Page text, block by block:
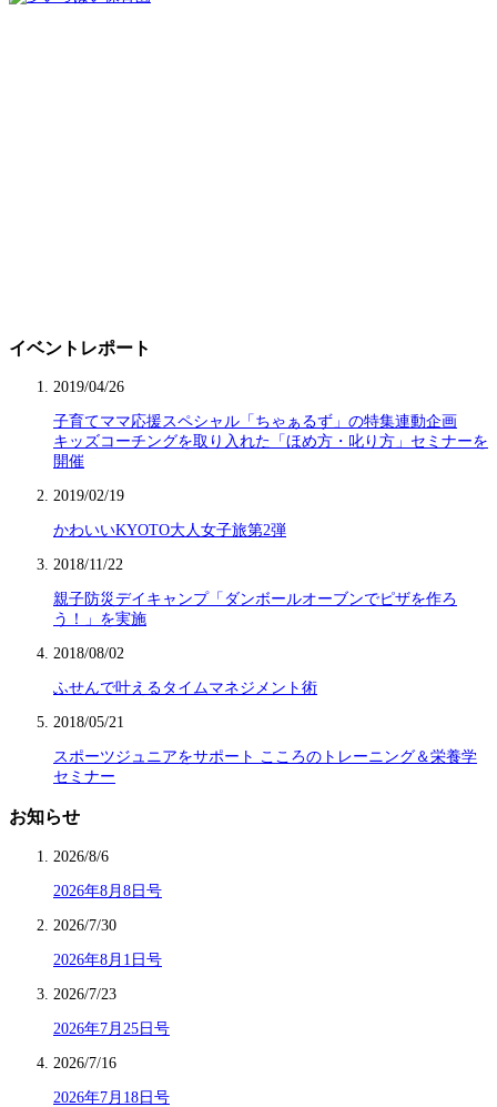
イベントレポート
2019/04/26
子育てママ応援スペシャル「ちゃぁるず」の特集連動企画
キッズコーチングを取り入れた「ほめ方・叱り方」セミナーを
開催
2019/02/19
かわいいKYOTO大人女子旅第2弾
2018/11/22
親子防災デイキャンプ「ダンボールオーブンでピザを作ろ
う！」を実施
2018/08/02
ふせんで叶えるタイムマネジメント術
2018/05/21
スポーツジュニアをサポート こころのトレーニング＆栄養学
セミナー
お知らせ
2026/8/6
2026年8月8日号
2026/7/30
2026年8月1日号
2026/7/23
2026年7月25日号
2026/7/16
2026年7月18日号